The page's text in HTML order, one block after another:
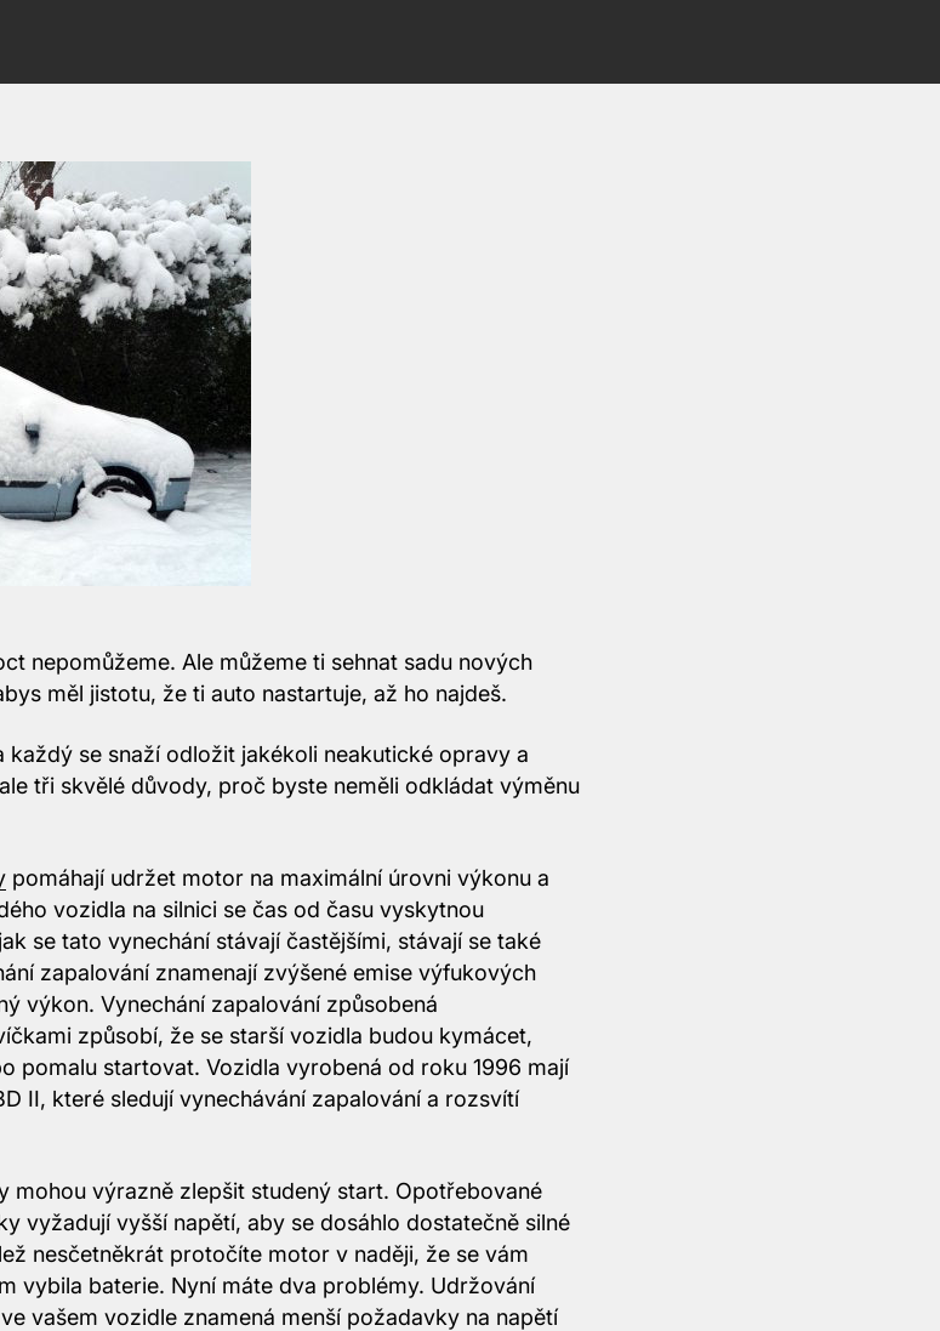
nepomůžeme. Ale můžeme ti sehnat sadu nových
měl jistotu, že ti auto nastartuje, až ho najdeš.
každý se snaží odložit jakékoli neakutické opravy a
tři skvělé důvody, proč byste neměli odkládat výměnu
pomáhají udržet motor na maximální úrovni výkonu a
vozidla na silnici se čas od času vyskytnou
se tato vynechání stávají častějšími, stávají se také
zapalování znamenají zvýšené emise výfukových
výkon. Vynechání zapalování způsobená
způsobí, že se starší vozidla budou kymácet,
pomalu startovat. Vozidla vyrobená od roku 1996 mají
II, které sledují vynechávání zapalování a rozsvítí
mohou výrazně zlepšit studený start. Opotřebované
vyžadují vyšší napětí, aby se dosáhlo dostatečně silné
nesčetněkrát protočíte motor v naději, že se vám
vybila baterie. Nyní máte dva problémy. Udržování
vašem vozidle znamená menší požadavky na napětí